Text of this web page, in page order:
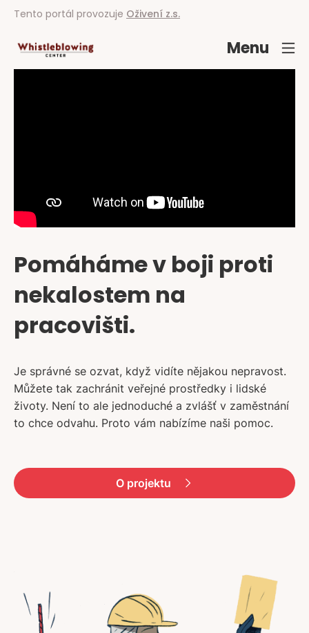
Tento portál provozuje Oživení z.s.
Menu
Pomáháme v boji proti
nekalostem na
pracovišti.
Je správné se ozvat, když vidíte nějakou nepravost.
Můžete tak zachránit veřejné prostředky i lidské
životy. Není to ale jednoduché a zvlášť v zaměstnání
to chce odvahu. Proto vám nabízíme naši pomoc.
O projektu